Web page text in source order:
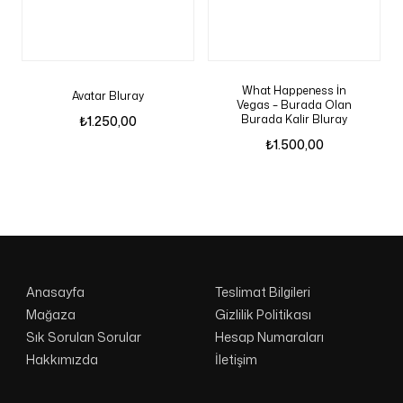
Avatar Bluray
₺1.250,00
What Happeness İn
Vegas – Burada Olan
Burada Kalir Bluray
₺1.500,00
Anasayfa
Mağaza
Sık Sorulan Sorular
Hakkımızda
Teslimat Bilgileri
Gizlilik Politikası
Hesap Numaraları
İletişim